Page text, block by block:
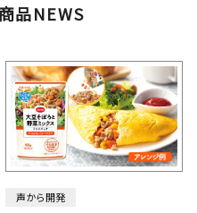
品NEWS
声から開発